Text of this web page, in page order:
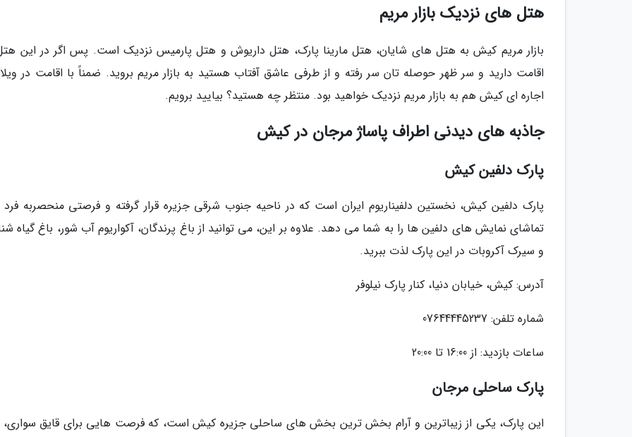
هتل های نزدیک بازار مریم
بازار مریم کیش به هتل های شایان، هتل مارینا پارک، هتل داریوش و هتل پارمیس نزدیک است. پس اگر در این
اقامت دارید و سر ظهر حوصله تان سر رفته و از طرفی عاشق آفتاب هستید به بازار مریم بروید. ضمناً با اقامت در
اجاره ای کیش هم به بازار مریم نزدیک خواهید بود. منتظر چه هستید؟ بیایید برویم.
جاذبه های دیدنی اطراف پاساژ مرجان در کیش
پارک دلفین کیش
پارک دلفین کیش، نخستین دلفیناریوم ایران است که در ناحیه جنوب شرقی جزیره قرار گرفته و فرصتی منحصربه فرد
تماشای نمایش های دلفین ها را به شما می دهد. علاوه بر این، می توانید از باغ پرندگان، آکواریوم آب شور، باغ گیاه
و سیرک آکروبات در این پارک لذت ببرید.
آدرس: کیش، خیابان دنیا، کنار پارک نیلوفر
شماره تلفن: 07644445237
ساعات بازدید: از 16:00 تا 20:00
پارک ساحلی مرجان
این پارک، یکی از زیباترین و آرام بخش ترین بخش های ساحلی جزیره کیش است، که فرصت هایی برای قایق